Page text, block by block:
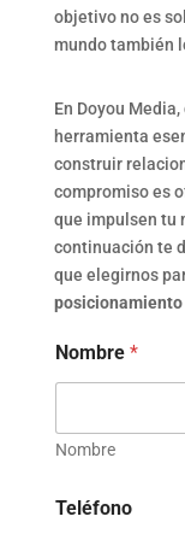
objetivo no es
mundo también
En Doyou
herramienta
construir
compromiso es
que impulsen tu
continuación te
que elegirnos
Nombre *
Nombre
Teléfono